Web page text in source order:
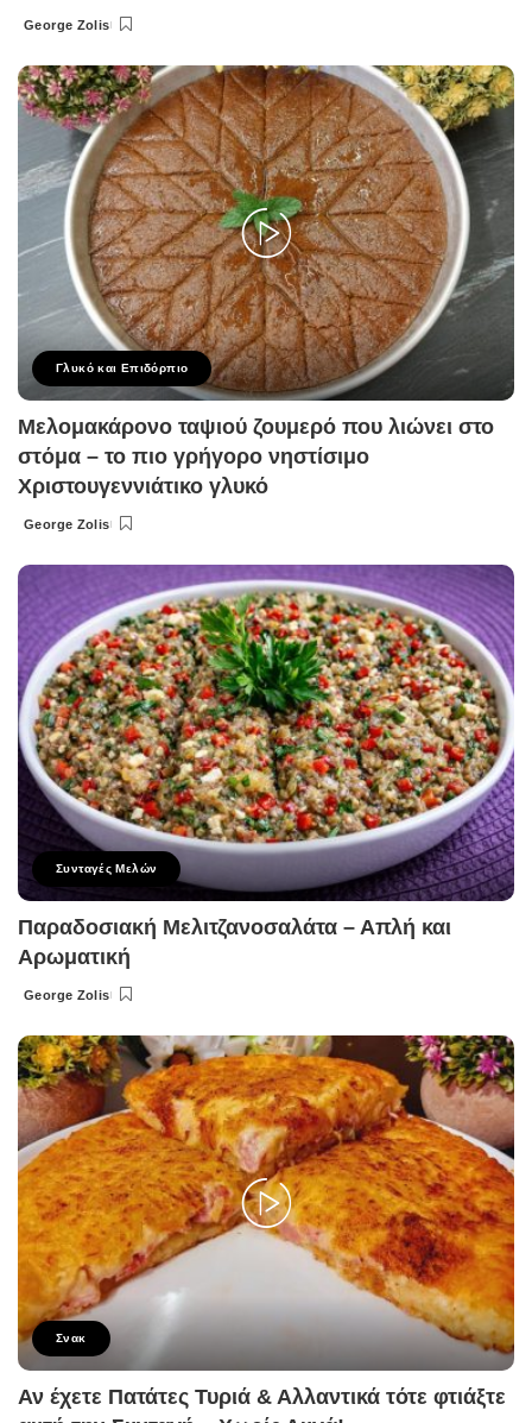
Posted
George Zolis
Γλυκό και Επιδόρπιο
Μελομακάρονο ταψιού ζουμερό που λιώνει στο
στόμα – το πιο γρήγορο νηστίσιμο
Χριστουγεννιάτικο γλυκό
Posted
George Zolis
Συνταγές Μελών
Παραδοσιακή Μελιτζανοσαλάτα – Απλή και
Αρωματική
Posted
George Zolis
Σνακ
Αν έχετε Πατάτες Τυριά & Αλλαντικά τότε φτιάξτε